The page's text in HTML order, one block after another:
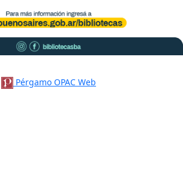
Pérgamo OPAC Web